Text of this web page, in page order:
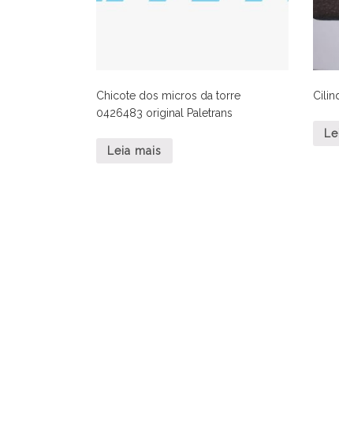
Chicote dos micros da torre
0426483 original Paletrans
Leia mais